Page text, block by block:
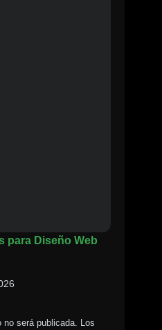
para Diseño Web
no será publicada. Los